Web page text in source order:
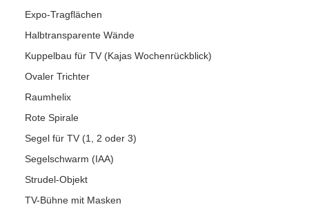
Expo-Tragflächen
Halbtransparente Wände
Kuppelbau für TV (Kajas Wochenrückblick)
Ovaler Trichter
Raumhelix
Rote Spirale
Segel für TV (1, 2 oder 3)
Segelschwarm (IAA)
Strudel-Objekt
TV-Bühne mit Masken